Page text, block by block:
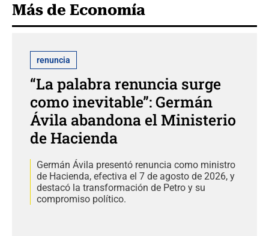
Más de Economía
renuncia
“La palabra renuncia surge
como inevitable”: Germán
Ávila abandona el Ministerio
de Hacienda
Germán Ávila presentó renuncia como ministro
de Hacienda, efectiva el 7 de agosto de 2026, y
destacó la transformación de Petro y su
compromiso político.